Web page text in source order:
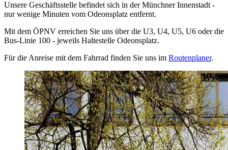
Unsere Geschäftsstelle befindet sich in der Münchner Innenstadt -
nur wenige Minuten vom Odeonsplatz entfernt.
Mit dem ÖPNV erreichen Sie uns über die U3, U4, U5, U6 oder die
Bus-Linie 100 - jeweils Haltestelle Odeonsplatz.
Für die Anreise mit dem Fahrrad finden Sie uns im Routenplaner.